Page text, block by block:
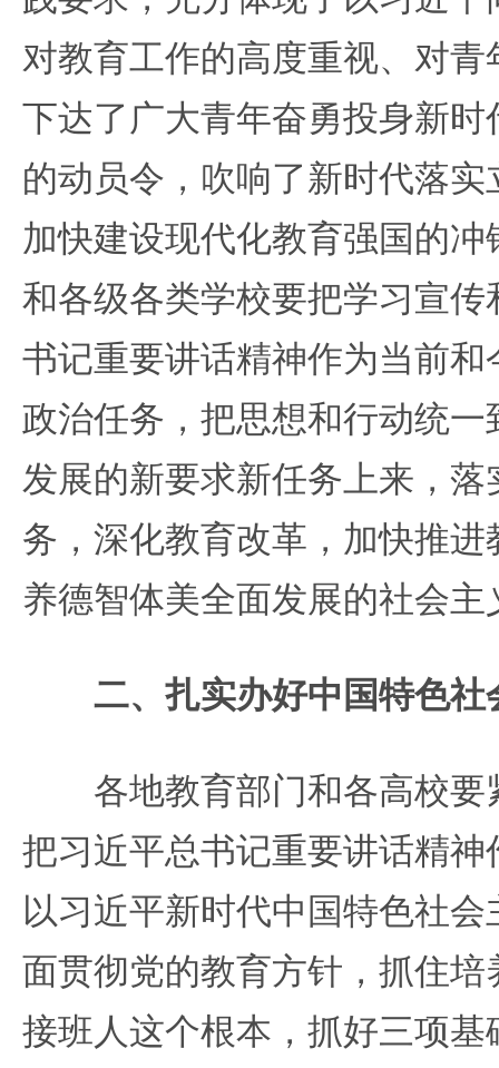
对教育工作的高度重视、对
下达了广大青年奋勇投身新
的动员令，吹响了新时代落
加快建设现代化教育强国的
和各级各类学校要把学习宣
书记重要讲话精神作为当前
政治任务，把思想和行动统
发展的新要求新任务上来，
务，深化教育改革，加快推
养德智体美全面发展的社会
二、扎实办好中国特色
各地教育部门和各高校要
把习近平总书记重要讲话精
以习近平新时代中国特色社
面贯彻党的教育方针，抓住
接班人这个根本，抓好三项